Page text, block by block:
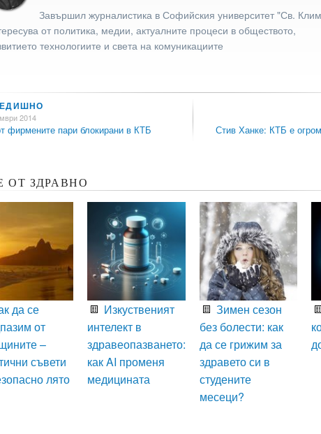
Завършил журналистика в Софийския университет "Св.
от политика, медии, актуалните процеси в обществото,
технологиите и света на комуникациите
2014
фирмените пари блокирани в КТБ Стив Ханке: КТБ е
ОТ ЗДРАВНО
да се
от
–
съвети
лято
Изкуственият
интелект в
здравеопазването:
как AI променя
медицината
Зимен сезон
без болести: как
да се грижим за
здравето си в
студените
месеци?